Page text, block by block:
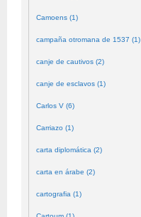
Camoens (1)
campaña otromana de 1537 (1)
canje de cautivos (2)
canje de esclavos (1)
Carlos V (6)
Carriazo (1)
carta diplomática (2)
carta en árabe (2)
cartografia (1)